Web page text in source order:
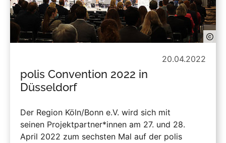
20.04.2022
polis Convention 2022 in
Düsseldorf
Der Region Köln/Bonn e.V. wird sich mit
seinen Projektpartner*innen am 27. und 28.
April 2022 zum sechsten Mal auf der polis